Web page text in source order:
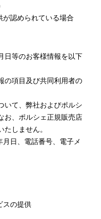
認められている場合
日等のお客様情報を以下
の項目及び共同利用者の
いて、弊社およびポルシ
お、ポルシェ正規販売店
しません。
日、電話番号、電子メ
スの提供